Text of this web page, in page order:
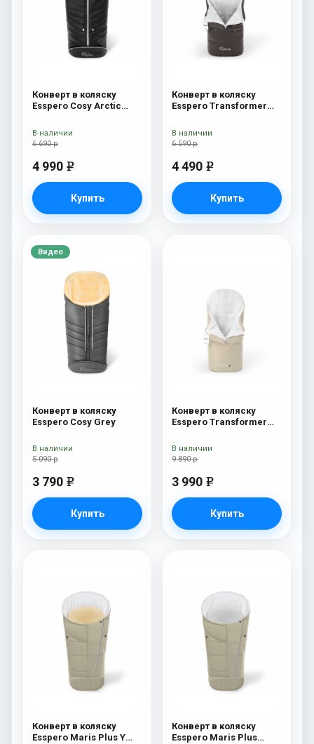
Конверт в коляску
Esspero Cosy Arctic
6 690 р
4 990 e
Купить
В наличии
Конверт в коляску
Esspero Transformer
100% шерсть) Chocolat
6 590 р
4 490 e
Купить
В наличии
Видео
Конверт в коляску
Esspero Cosy Grey
5 090 р
3 790 e
Купить
В наличии
Конверт в коляску
Esspero Transformer
100% шерсть) Beige
9 890 р
3 990 e
Купить
В наличии
Конверт в коляску
Esspero Maris Plus Y
Конверт в коляску
Esspero Maris Plus